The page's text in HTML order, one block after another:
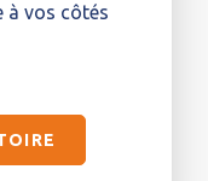
à vos côtés